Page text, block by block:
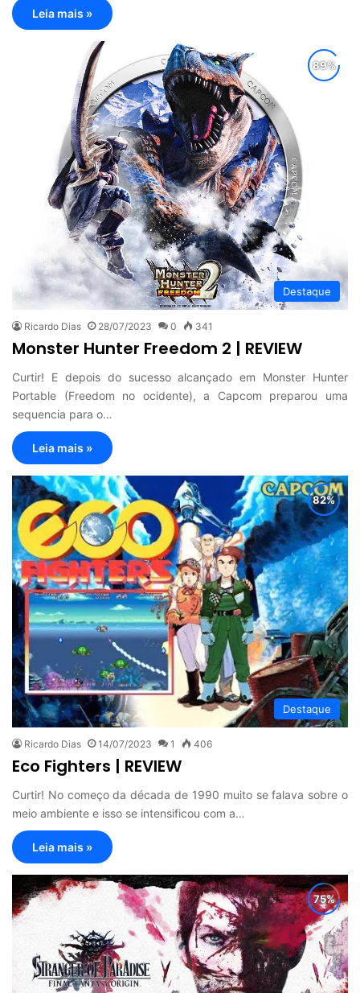
Leia mais »
Destaque
Ricardo Dias 28/07/2023 0 341
Monster Hunter Freedom 2 | REVIEW
Curtir! E depois do sucesso alcançado em Monster Hunter
Portable (Freedom no ocidente), a Capcom preparou uma
sequencia para o…
Leia mais »
Destaque
Ricardo Dias 14/07/2023 1 406
Eco Fighters | REVIEW
Curtir! No começo da década de 1990 muito se falava sobre o
meio ambiente e isso se intensificou com a…
Leia mais »